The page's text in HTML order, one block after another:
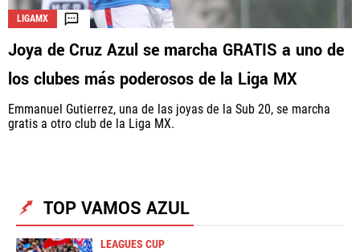
LIGAMX
Joya de Cruz Azul se marcha GRATIS a uno de
los clubes más poderosos de la Liga MX
Emmanuel Gutierrez, una de las joyas de la Sub 20, se marcha
gratis a otro club de la Liga MX.
TOP VAMOS AZUL
LEAGUES CUP